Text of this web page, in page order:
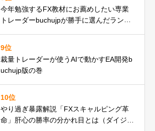
今年勉強するFX教材にお薦めしたい専業
トレーダーbuchujpが勝手に選んだランキ
9位
裁量トレーダーが使うAIで動かすEA開発b
uchujp版の巻
10位
やり過ぎ暴露解説「FXスキャルピング革
命」肝心の勝率の分かれ目とは（ダイジェ